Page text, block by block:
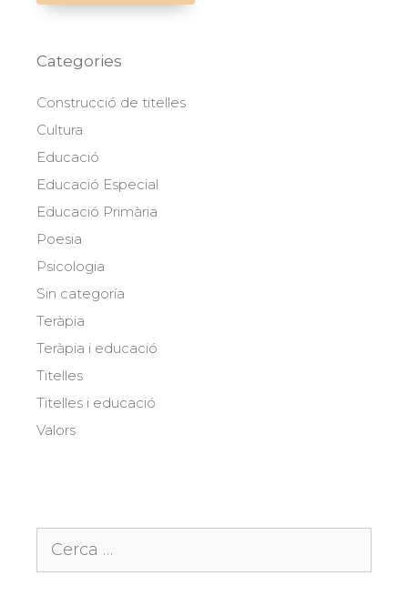
Categories
Construcció de titelles
Cultura
Educació
Educació Especial
Educació Primària
Poesia
Psicologia
Sin categoría
Teràpia
Teràpia i educació
Titelles
Titelles i educació
Valors